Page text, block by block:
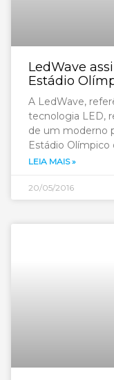
LedWave
Estádio
A LedWave,
tecnologia LED,
de um moderno
Estádio Olímpico
LEIA MAIS »
20/05/2016